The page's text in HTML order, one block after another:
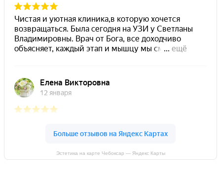
Эстетика на карте Чебоксар — Яндекс Карты